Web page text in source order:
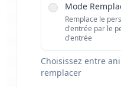
Mode
Remplace le
d'entrée par le
d'entrée
Choisissez entre
remplacer